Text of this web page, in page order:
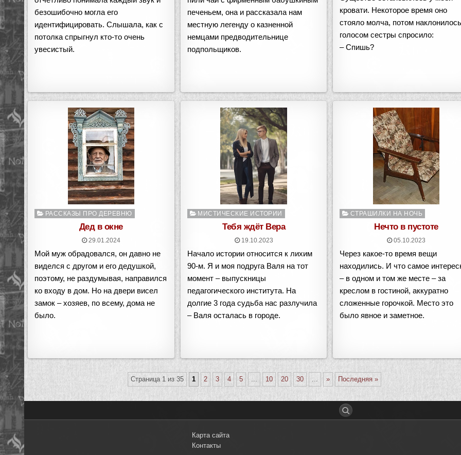
безошибочно могла его
идентифицировать. Слышала, как с
потолка спрыгнул кто-то очень
увесистый.
печеньем, она и рассказала нам
местную легенду о казненной
немцами предводительнице
подпольщиков.
кровати. Некоторое время оно
стояло молча, потом
голосом сестры спросило:
– Спишь?
Опубликовано
РАССКАЗЫ ПРО ДЕРЕВНЮ
Дед в окне
29.01.2024
Мой муж обрадовался, он давно не
виделся с другом и его дедушкой,
поэтому, не раздумывая, направился
ко входу в дом. Но на двери висел
замок – хозяев, по всему, дома не
было.
Опубликовано
МИСТИЧЕСКИЕ ИСТОРИИ
Тебя ждёт Вера
19.10.2023
Начало истории относится к лихим
90-м. Я и моя подруга Валя на тот
момент – выпускницы
педагогического института. На
долгие 3 года судьба нас разлучила
– Валя осталась в городе.
Опубликовано
СТРАШИЛКИ НА НОЧЬ
Нечто в пустоте
05.10.2023
Через какое-то время вещи
находились. И что самое
– в одном и том же месте – за
креслом в гостиной, аккуратно
сложенные горочкой. Место это
было явное и заметное.
Страница 1 из 35 1 2 3 4 5 10 20 30 » Последняя »
Карта сайта
Контакты